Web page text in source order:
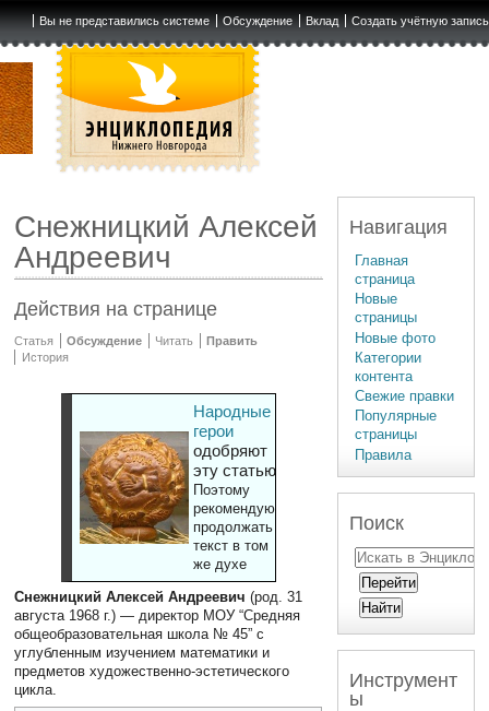
Вы не представились системе Обсуждение Вклад Создать учётную запись
Снежницкий Алексей
Андреевич
Действия на странице
Статья Обсуждение Читать
Править
История
Народные
герои
одобряют
эту статью
Поэтому
рекомендуют
продолжать
текст в том
же духе
Снежницкий Алексей Андреевич (род. 31
августа 1968 г.) — директор МОУ “Средняя
общеобразовательная школа № 45” с
углубленным изучением математики и
предметов художественно-эстетического
цикла.
Навигация
Главная
страница
Новые
страницы
Новые фото
Категории
контента
Свежие правки
Популярные
страницы
Правила
Поиск
Инструмент
ы